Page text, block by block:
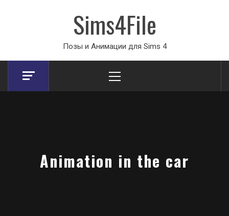
Sims4File
Позы и Анимации для Sims 4
Menu
Animation in the car